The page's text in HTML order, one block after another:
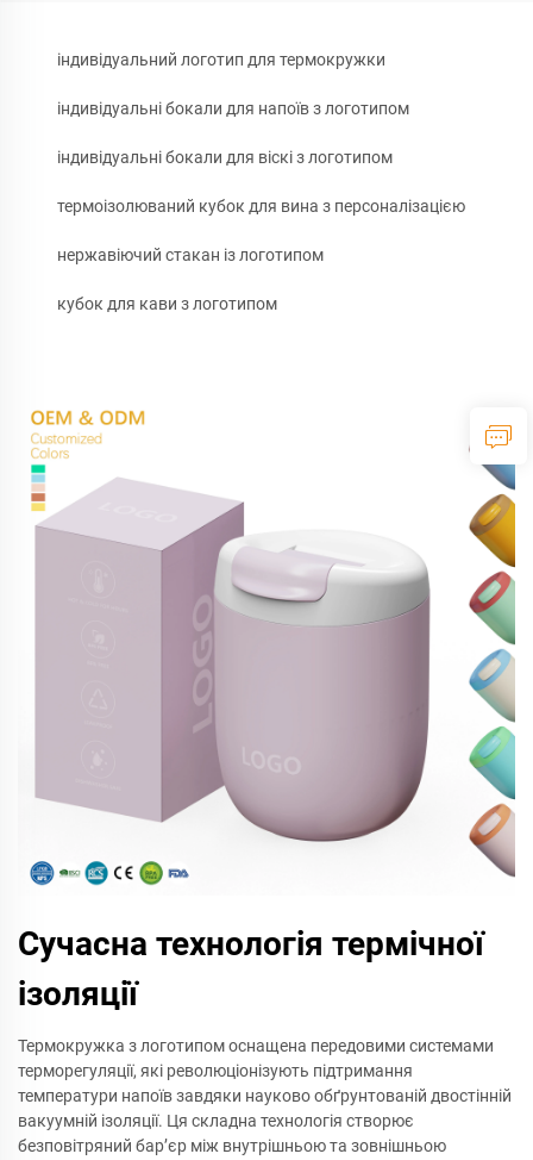
індивідуальний логотип для термокружки
індивідуальні бокали для напоїв з логотипом
індивідуальні бокали для віскі з логотипом
термоізолюваний кубок для вина з персоналізацією
нержавіючий стакан із логотипом
кубок для кави з логотипом
Сучасна технологія термічної
ізоляції
Термокружка з логотипом оснащена передовими системами
терморегуляції, які революціонізують підтримання
температури напоїв завдяки науково обґрунтованій двостінній
вакуумній ізоляції. Ця складна технологія створює
безповітряний бар’єр між внутрішньою та зовнішньою